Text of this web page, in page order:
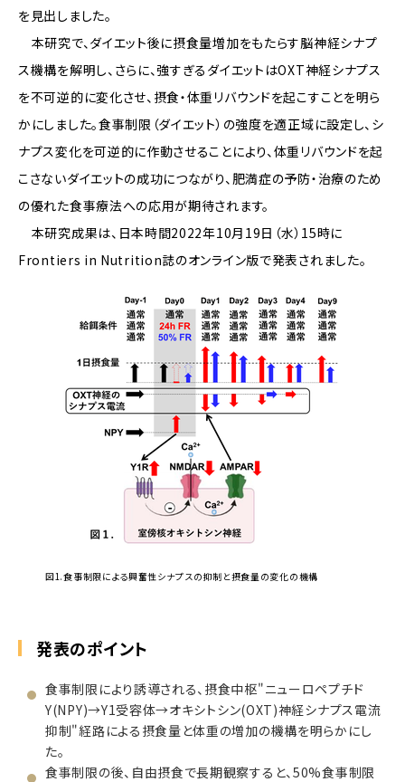
を見出しました。
本研究で、ダイエット後に摂食量増加をもたらす脳神経シナプ
ス機構を解明し、さらに、強すぎるダイエットはOXT神経シナプス
を不可逆的に変化させ、摂食・体重リバウンドを起こすことを明ら
かにしました。食事制限（ダイエット）の強度を適正域に設定し、シ
ナプス変化を可逆的に作動させることにより、体重リバウンドを起
こさないダイエットの成功につながり、肥満症の予防・治療のため
の優れた食事療法への応用が期待されます。
本研究成果は、日本時間2022年10月19日（水）15時に
Frontiers in Nutrition誌のオンライン版で発表されました。
図1.食事制限による興奮性シナプスの抑制と摂食量の変化の機構
発表のポイント
食事制限により誘導される、摂食中枢"ニューロペプチド
Y(NPY)→Y1受容体→オキシトシン(OXT)神経シナプス電流
抑制"経路による摂食量と体重の増加の機構を明らかにし
た。
食事制限の後、自由摂食で長期観察すると、50%食事制限